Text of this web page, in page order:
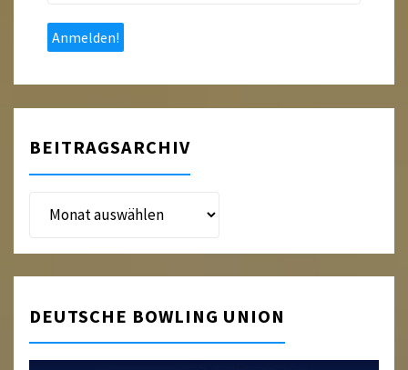
*
BEITRAGSARCHIV
Beitragsarchiv
DEUTSCHE BOWLING UNION